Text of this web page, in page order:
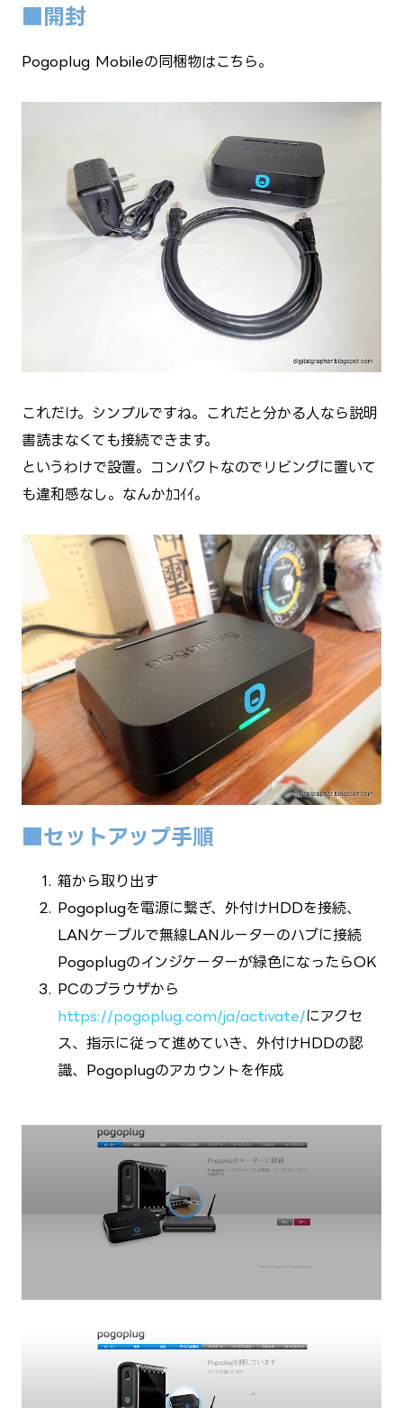
■開封
Pogoplug Mobileの同梱物はこちら。
これだけ。シンプルですね。これだと分かる人なら説明
書読まなくても接続できます。
というわけで設置。コンパクトなのでリビングに置いて
も違和感なし。なんかｶｺｲｲ。
■セットアップ手順
箱から取り出す
Pogoplugを電源に繋ぎ、外付けHDDを接続、
LANケーブルで無線LANルーターのハブに接続
→Pogoplugのインジケーターが緑色になったらOK
PCのブラウザから
https://pogoplug.com/ja/activate/にアクセ
ス、指示に従って進めていき、外付けHDDの認
識、Pogoplugのアカウントを作成